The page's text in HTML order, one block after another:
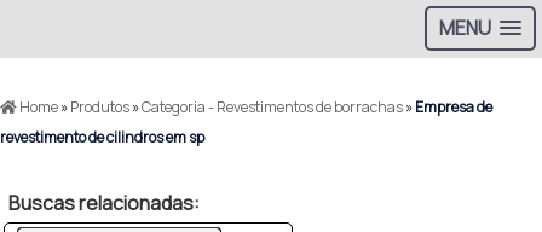
MENU
Home»Produtos»Categoria - Revestimentos de borrachas»Empresa de
revestimento de cilindros em sp
Buscas relacionadas: